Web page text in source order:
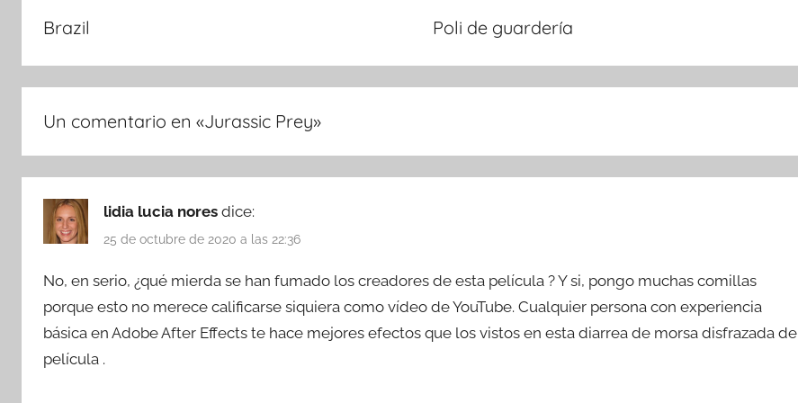
Brazil Poli de guardería
Un comentario en «Jurassic Prey»
lidia lucia nores dice:
25 de octubre de 2020 a las 22:36
No, en serio, ¿qué mierda se han fumado los creadores de esta película ? Y si, pongo muchas comillas
porque esto no merece calificarse siquiera como vídeo de YouTube. Cualquier persona con experiencia
básica en Adobe After Effects te hace mejores efectos que los vistos en esta diarrea de morsa disfrazada de
película .